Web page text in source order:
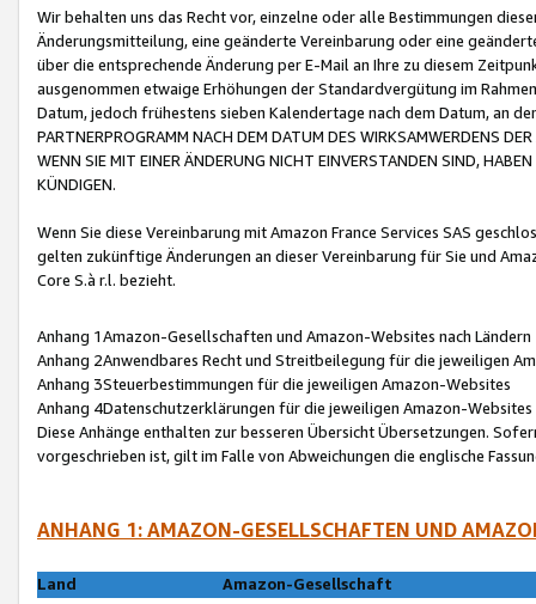
Wir behalten uns das Recht vor, einzelne oder alle Bestimmungen
Änderungsmitteilung, eine geänderte Vereinbarung oder eine
über die entsprechende Änderung per E-Mail an Ihre zu diesem
ausgenommen etwaige Erhöhungen der Standardvergütung im
Datum, jedoch frühestens sieben Kalendertage nach dem Datum, an
PARTNERPROGRAMM NACH DEM DATUM DES WIRKSAMWERDENS
WENN SIE MIT EINER ÄNDERUNG NICHT EINVERSTANDEN SIND,
KÜNDIGEN.
Wenn Sie diese Vereinbarung mit Amazon France Services SAS
gelten zukünftige Änderungen an dieser Vereinbarung für Sie und
Core S.à r.l. bezieht.
Anhang 1Amazon-Gesellschaften und Amazon-Websites nach Ländern
Anhang 2Anwendbares Recht und Streitbeilegung für die jeweiligen
Anhang 3Steuerbestimmungen für die jeweiligen Amazon-Websites
Anhang 4Datenschutzerklärungen für die jeweiligen Amazon-Websites
Diese Anhänge enthalten zur besseren Übersicht Übersetzungen.
vorgeschrieben ist, gilt im Falle von Abweichungen die englische
ANHANG 1: AMAZON-GESELLSCHAFTEN UND
Land
Amazon-Gesellschaft